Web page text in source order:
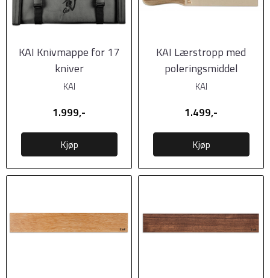
KAI Knivmappe for 17
kniver
KAI
1.999,-
Kjøp
KAI Lærstropp med
poleringsmiddel
KAI
1.499,-
Kjøp